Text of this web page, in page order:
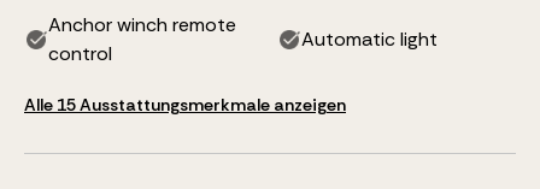
Anchor winch remote
control
Automatic light
Alle 15 Ausstattungsmerkmale anzeigen